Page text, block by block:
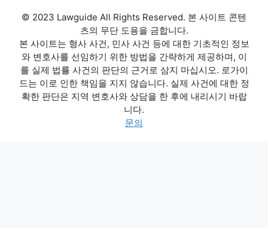
© 2023 Lawguide All Rights Reserved. 본 사이트 콘텐
츠의 무단 도용을 금합니다.
본 사이트는 형사 사건, 민사 사건 등에 대한 기초적인 정보
와 변호사를 선임하기 위한 방법을 간략하게 제공하며, 이
를 실제 법률 사건의 판단의 근거로 삼지 마십시오. 로가이
드는 이로 인한 책임을 지지 않습니다. 실제 사건에 대한 정
확한 판단은 지역 변호사와 상담을 한 후에 내리시기 바랍
니다.
문의